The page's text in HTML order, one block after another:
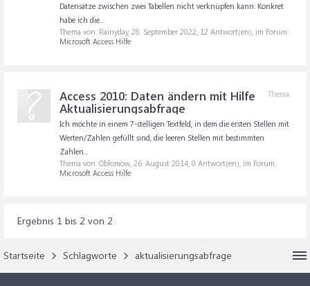
Datensätze zwischen zwei Tabellen nicht verknüpfen kann. Konkret
habe ich die...
Thema von: Rainyday, 28. September 2022, 12 Antwort(en), im Forum:
Microsoft Access Hilfe
Thema
Access 2010: Daten ändern mit Hilfe
Aktualisierungsabfrage
Ich möchte in einem 7-stelligen Textfeld, in dem die ersten Stellen mit
Werten/Zahlen gefüllt sind, die leeren Stellen mit bestimmten
Zahlen...
Thema von: Oblomow, 26. August 2014, 0 Antwort(en), im Forum:
Microsoft Access Hilfe
Ergebnis 1 bis 2 von 2
Startseite Schlagworte aktualisierungsabfrage